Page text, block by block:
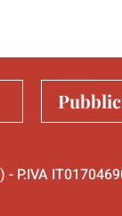
P.IVA